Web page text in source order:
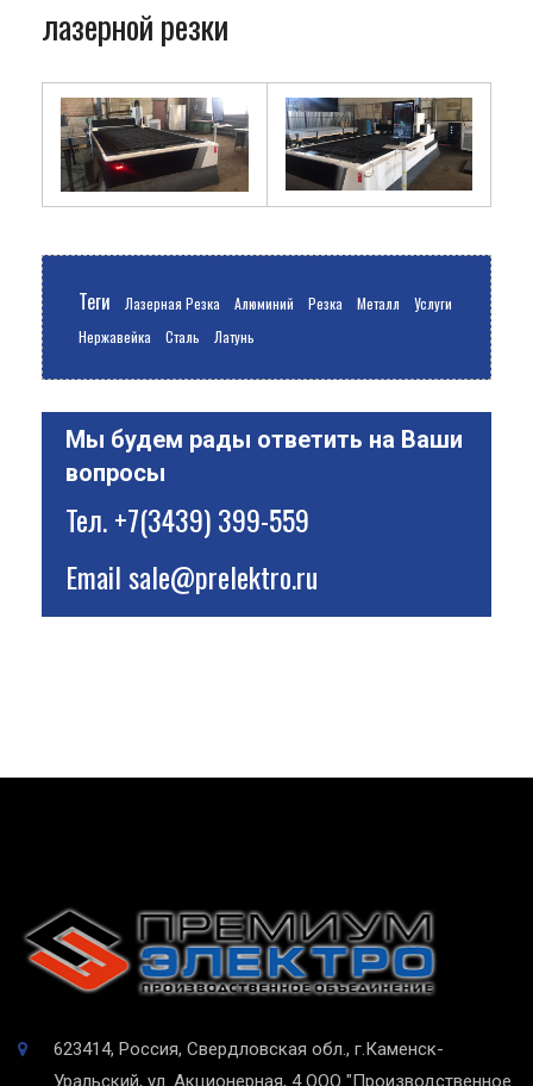
лазерной резки
Теги Лазерная Резка Алюминий Резка Металл
Услуги
Нержавейка
Сталь Латунь
Мы будем рады ответить на Ваши
вопросы
Тел.+7(3439) 399-559
Emailsale@prelektro.ru
623414, Россия, Свердловская обл., г.Каменск-
Уральский, ул. Акционерная, 4 ООО "Производственное